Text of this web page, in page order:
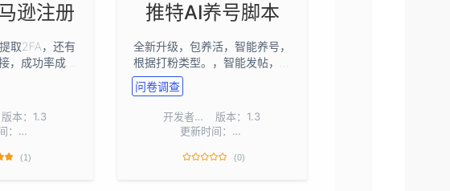
逊注册
取2FA，还有
，成功率成活
版本：1.3
更新时间：2026-08-05
(1)
推特AI养号脚本
全新升级，包养活，智能养号，
根据打粉类型。，智能发帖，智
能评论，留言，回复，包含智能
问卷调查
开发者： jdbmeng
版本：1.3
更新时间：2026-08-05
(0)